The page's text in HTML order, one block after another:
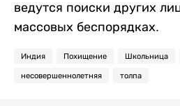
ведутся поиски других
массовых беспорядках.
Индия Похищение Школьница
несовершеннолетняя толпа